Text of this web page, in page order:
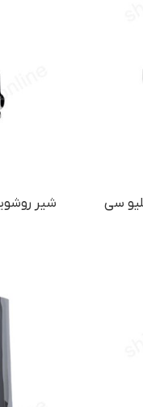
سی شیر